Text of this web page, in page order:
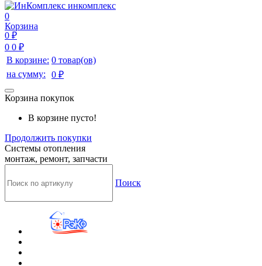
инкомплекс
0
Корзина
0 ₽
0 0 ₽
В корзине: 0 товар(ов)
на сумму:
0 ₽
Корзина покупок
В корзине пусто!
Продолжить покупки
Системы отопления
монтаж, ремонт, запчасти
Поиск